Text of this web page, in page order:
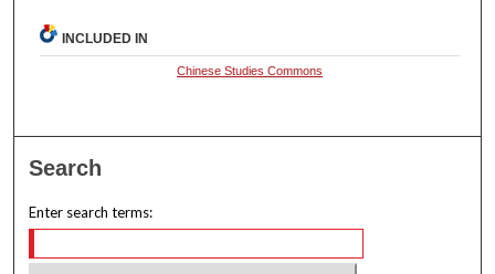
INCLUDED IN
Chinese Studies Commons
Search
Enter search terms: